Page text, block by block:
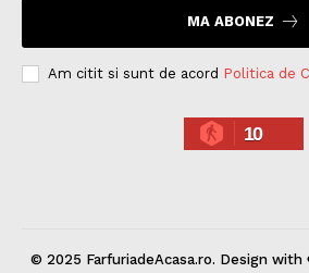
MA ABONEZ
Am citit si sunt de acord Politica de
10
© 2025 FarfuriadeAcasa.ro. Design